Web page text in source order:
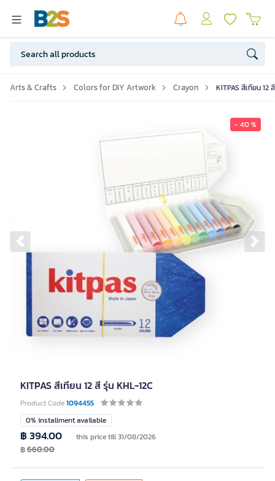
Arts & Crafts Colors for DIY Artwork Crayon KITPAS สีเทียน 12
- 40 %
Previous slide
KITPAS สีเทียน 12 สี รุ่น KHL-12C
Product Code1094455
0% installment available
฿ 394.00 this price till 31/08/2026
฿660.00